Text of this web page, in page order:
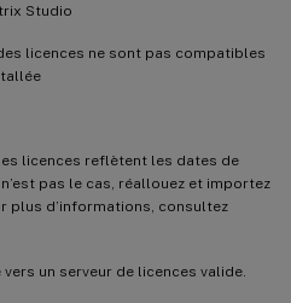
Studio
licences ne sont pas compatibles
licences reflètent les dates de
pas le cas, réallouez et importez
plus d’informations, consultez
un serveur de licences valide.